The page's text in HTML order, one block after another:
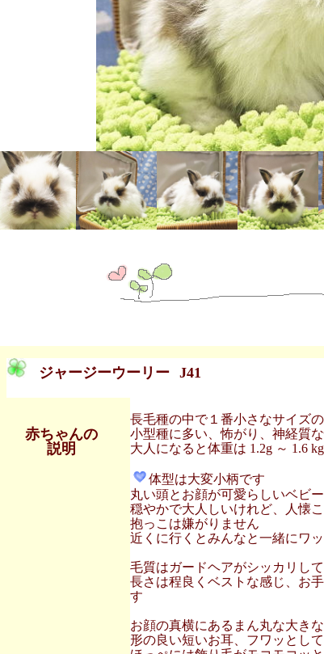
ジャージーウーリー J41
赤ちゃんの
説明
長毛種の中で１番小さなサイズ
小型種に多い、怖がり、神経質
大人になると体重は 1.2g ～ 1.6
体型は大変小柄です
丸い頭とお顔が可愛らしいベビ
穏やかで大人しいけれど、人懐
抱っこは嫌がりません
近くに行くとみんなと一緒にワ
毛質はガードヘアがシッカリし
長さは程良くベストな感じ、お
す
お顔の真横にあるまん丸な大き
形の良い短いお耳、フワッとし